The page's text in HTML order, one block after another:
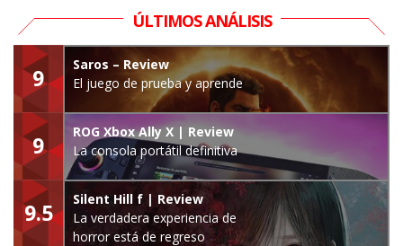
ÚLTIMOS ANÁLISIS
9
Saros – Review
El juego de prueba y aprende
9
ROG Xbox Ally X | Review
La consola portátil definitiva
9.5
Silent Hill f | Review
La verdadera experiencia de
horror está de regreso